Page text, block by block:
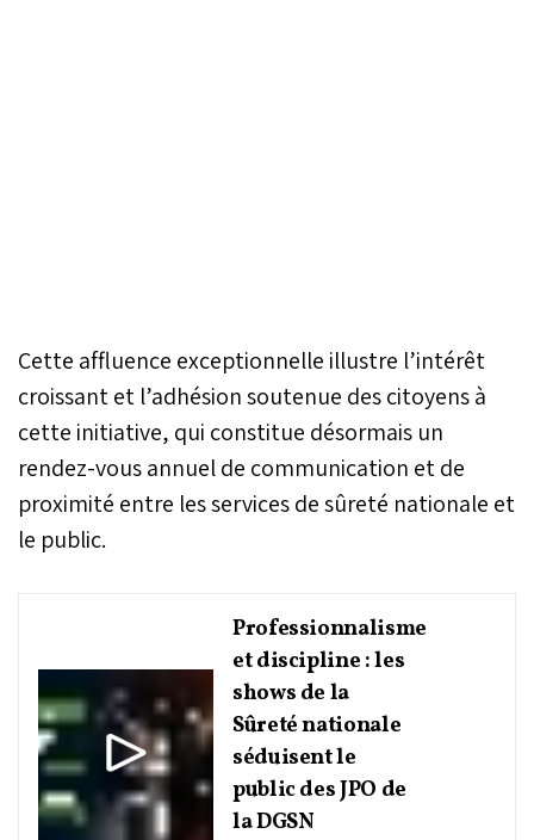
Cette affluence exceptionnelle illustre l’intérêt
croissant et l’adhésion soutenue des citoyens à
cette initiative, qui constitue désormais un
rendez-vous annuel de communication et de
proximité entre les services de sûreté nationale et
le public.
Professionnalisme
et discipline : les
shows de la
Sûreté nationale
séduisent le
public des JPO de
la DGSN